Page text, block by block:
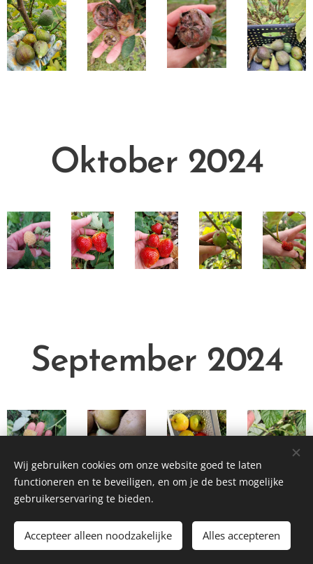
Oktober 2024
September 2024
Wij gebruiken cookies om onze website goed te laten
functioneren en te beveiligen, en om je de best mogelijke
gebruikerservaring te bieden.
Accepteer alleen noodzakelijke Alles accepteren